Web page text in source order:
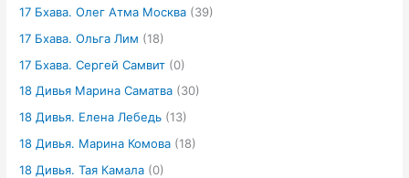
17 Бхава. Олег Атма Москва (39)
17 Бхава. Ольга Лим (18)
17 Бхава. Сергей Самвит (0)
18 Дивья Марина Саматва (30)
18 Дивья. Елена Лебедь (13)
18 Дивья. Марина Комова (18)
18 Дивья. Тая Камала (0)